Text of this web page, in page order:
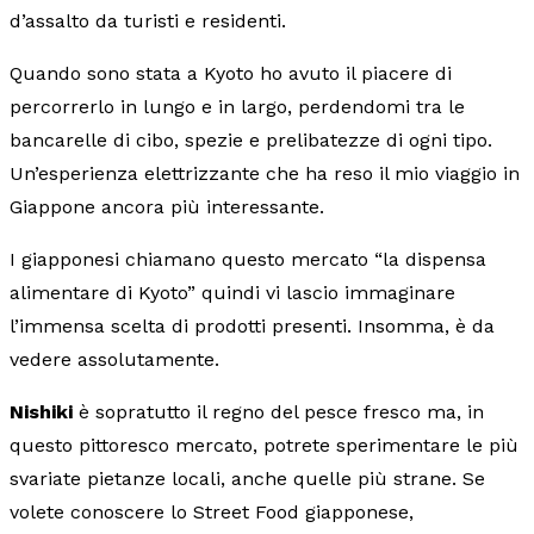
d’assalto da turisti e residenti.
Quando sono stata a Kyoto ho avuto il piacere di
percorrerlo in lungo e in largo, perdendomi tra le
bancarelle di cibo, spezie e prelibatezze di ogni tipo.
Un’esperienza elettrizzante che ha reso il mio viaggio in
Giappone ancora più interessante.
I giapponesi chiamano questo mercato “la dispensa
alimentare di Kyoto” quindi vi lascio immaginare
l’immensa scelta di prodotti presenti. Insomma, è da
vedere assolutamente.
Nishiki è sopratutto il regno del pesce fresco ma, in
questo pittoresco mercato, potrete sperimentare le più
svariate pietanze locali, anche quelle più strane. Se
volete conoscere lo Street Food giapponese,